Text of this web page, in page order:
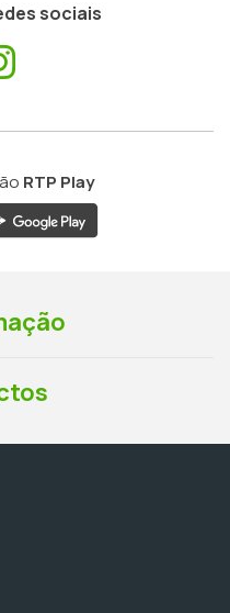
sociais
RTP Play